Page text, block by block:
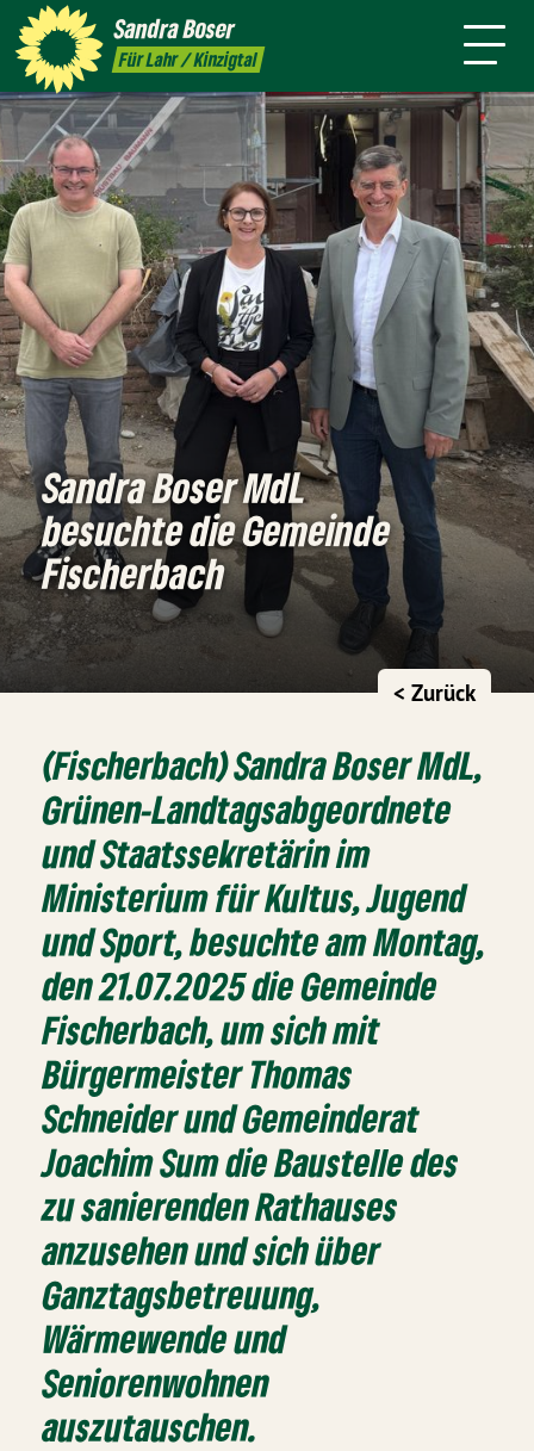
SandraBoser
Für Lahr / Kinzigtal
Presse Kontakt Termine
mich
Sandra Boser MdL
besuchte die Gemeinde
Fischerbach
< Zurück
(Fischerbach) Sandra Boser MdL,
Grünen-Landtagsabgeordnete
und Staatssekretärin im
Ministerium für Kultus, Jugend
und Sport, besuchte am Montag,
den 21.07.2025 die Gemeinde
Fischerbach, um sich mit
Bürgermeister Thomas
Schneider und Gemeinderat
Joachim Sum die Baustelle des
zu sanierenden Rathauses
anzusehen und sich über
Ganztagsbetreuung,
Wärmewende und
Seniorenwohnen
auszutauschen.